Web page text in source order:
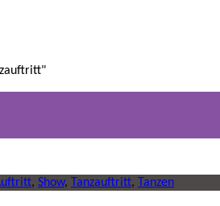
, Show, Tanzauftritt, Tanzen